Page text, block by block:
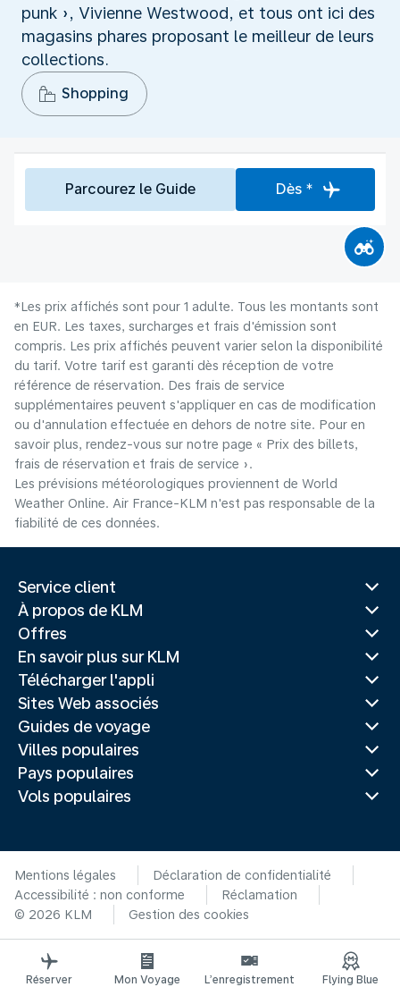
punk », Vivienne Westwood, et tous ont ici des
magasins phares proposant le meilleur de leurs
collections.
Shopping
Parcourez le Guide Dès *
*Les prix affichés sont pour 1 adulte. Tous les montants sont
en EUR. Les taxes, surcharges et frais d'émission sont
compris. Les prix affichés peuvent varier selon la disponibilité
du tarif. Votre tarif est garanti dès réception de votre
référence de réservation. Des frais de service
supplémentaires peuvent s'appliquer en cas de modification
ou d'annulation effectuée en dehors de notre site. Pour en
savoir plus, rendez-vous sur notre page « Prix des billets,
frais de réservation et frais de service ».
Les prévisions météorologiques proviennent de World
Weather Online. Air France-KLM n'est pas responsable de la
fiabilité de ces données.
Service client
À propos de KLM
Offres
En savoir plus sur KLM
Télécharger l'appli
Sites Web associés
Guides de voyage
Villes populaires
Pays populaires
Vols populaires
Mentions légales
Déclaration de confidentialité
Accessibilité : non conforme
Réclamation
© 2026 KLM
Gestion des cookies
Réserver Mon Voyage L’enregistrement Flying Blue